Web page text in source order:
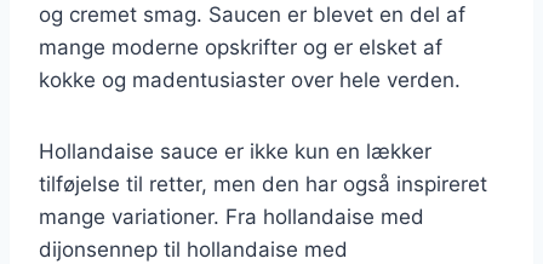
og cremet smag. Saucen er blevet en del af
mange moderne opskrifter og er elsket af
kokke og madentusiaster over hele verden.
Hollandaise sauce er ikke kun en lækker
tilføjelse til retter, men den har også inspireret
mange variationer. Fra hollandaise med
dijonsennep til hollandaise med